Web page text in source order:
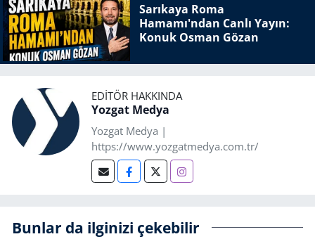
Sarıkaya Roma
Hamamı'ndan Canlı Yayın:
Konuk Osman Gözan
EDITÖR HAKKINDA
Yozgat Medya
Yozgat Medya |
https://www.yozgatmedya.com.tr/
Bunlar da ilginizi çekebilir